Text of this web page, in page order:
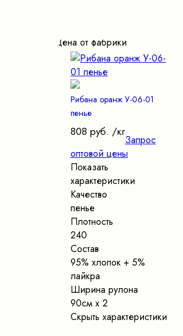
Цена от фабрики
Рибана оранж У-06-01
пенье
808 руб. /кг
Запрос
оптовой цены
Показать
характеристики
Качество
пенье
Плотность
240
Состав
95% хлопок + 5%
лайкра
Ширина рулона
90см х 2
Скрыть характеристики